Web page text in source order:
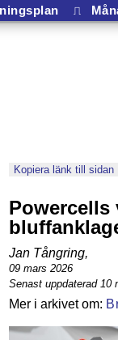
⎍
Kopiera länk till sidan
Powercells
Jan Tångring,
09 mars 2026
Senast uppdaterad 10